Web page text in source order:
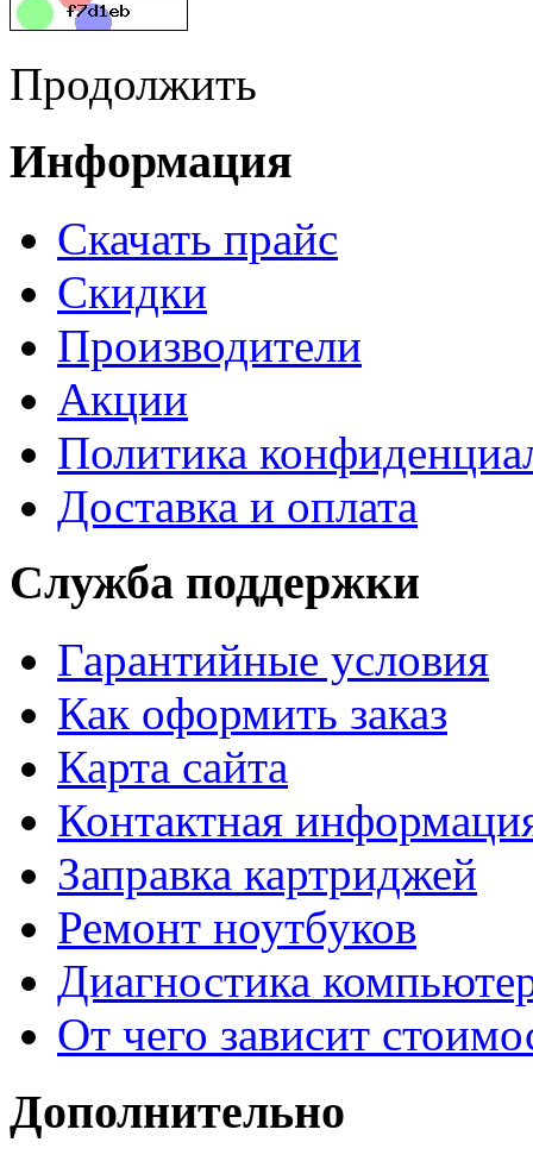
Продолжить
Информация
Cкачать прайс
Скидки
Производители
Акции
Политика
Доставка и оплата
Служба поддержки
Гарантийные условия
Как оформить заказ
Карта сайта
Контактная
Заправка картриджей
Ремонт ноутбуков
Диагностика
От чего зависит
Дополнительно